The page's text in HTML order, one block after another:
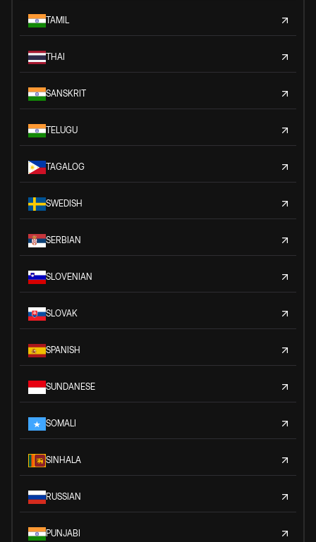
TAMIL
THAI
SANSKRIT
TELUGU
TAGALOG
SWEDISH
SERBIAN
SLOVENIAN
SLOVAK
SPANISH
SUNDANESE
SOMALI
SINHALA
RUSSIAN
PUNJABI